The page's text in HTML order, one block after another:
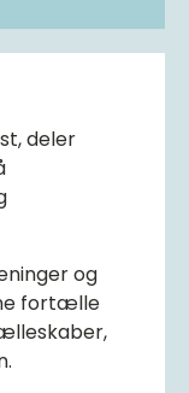
deler
og
fortælle